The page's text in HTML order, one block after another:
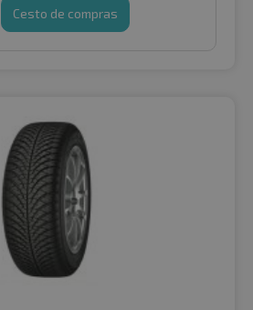
Cesto de compras